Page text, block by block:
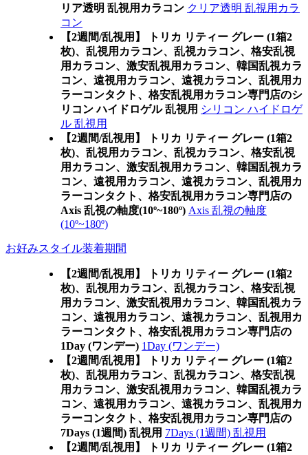
リア透明 乱視用カラコン クリア透明 乱視用カラ
コン
【2週間/乱視用】 トリカ リティー グレー (1箱2
枚)、乱視用カラコン、乱視カラコン、格安乱視
用カラコン、激安乱視用カラコン、韓国乱視カラ
コン、遠視用カラコン、遠視カラコン、乱視用カ
ラーコンタクト、格安乱視用カラコン専門店のシ
リコン ハイドロゲル 乱視用 シリコン ハイドロゲ
ル 乱視用
【2週間/乱視用】 トリカ リティー グレー (1箱2
枚)、乱視用カラコン、乱視カラコン、格安乱視
用カラコン、激安乱視用カラコン、韓国乱視カラ
コン、遠視用カラコン、遠視カラコン、乱視用カ
ラーコンタクト、格安乱視用カラコン専門店の
Axis 乱視の軸度(10º~180º) Axis 乱視の軸度
(10º~180º)
お好みスタイル装着期間
【2週間/乱視用】 トリカ リティー グレー (1箱2
枚)、乱視用カラコン、乱視カラコン、格安乱視
用カラコン、激安乱視用カラコン、韓国乱視カラ
コン、遠視用カラコン、遠視カラコン、乱視用カ
ラーコンタクト、格安乱視用カラコン専門店の
1Day (ワンデー) 1Day (ワンデー)
【2週間/乱視用】 トリカ リティー グレー (1箱2
枚)、乱視用カラコン、乱視カラコン、格安乱視
用カラコン、激安乱視用カラコン、韓国乱視カラ
コン、遠視用カラコン、遠視カラコン、乱視用カ
ラーコンタクト、格安乱視用カラコン専門店の
7Days (1週間) 乱視用 7Days (1週間) 乱視用
【2週間/乱視用】 トリカ リティー グレー (1箱2